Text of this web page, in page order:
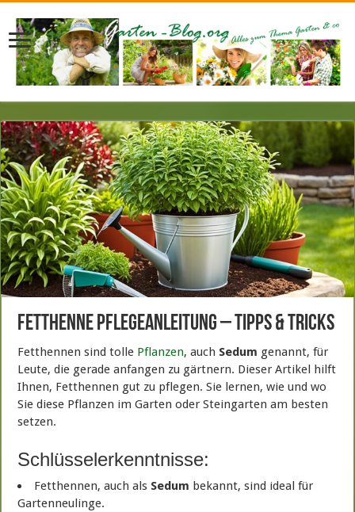
Fetthenne Pflegeanleitung – Tipps & Tricks
Fetthennen sind tolle Pflanzen, auch Sedum genannt, für
Leute, die gerade anfangen zu gärtnern. Dieser Artikel hilft
Ihnen, Fetthennen gut zu pflegen. Sie lernen, wie und wo
Sie diese Pflanzen im Garten oder Steingarten am besten
setzen.
Schlüsselerkenntnisse:
Fetthennen, auch als Sedum bekannt, sind ideal für
Gartenneulinge.